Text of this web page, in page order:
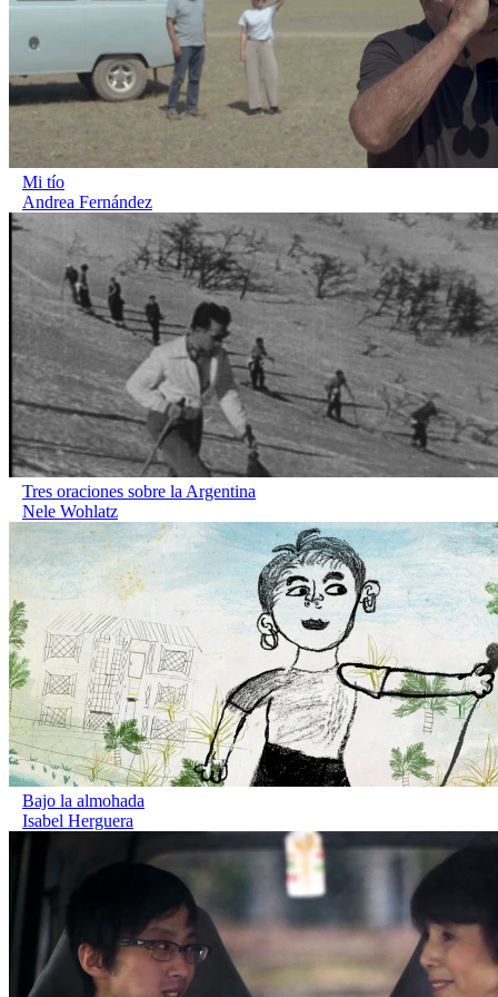
Mi tío
Andrea Fernández
Tres oraciones sobre la Argentina
Nele Wohlatz
Bajo la almohada
Isabel Herguera